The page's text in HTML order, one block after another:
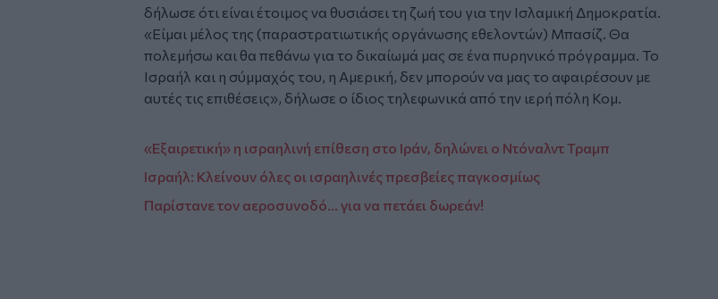
δήλωσε ότι είναι έτοιμος να θυσιάσει τη ζωή του για την Ισλαμική Δημοκρατία.
«Είμαι μέλος της (παραστρατιωτικής οργάνωσης εθελοντών) Μπασίζ. Θα
πολεμήσω και θα πεθάνω για το δικαίωμά μας σε ένα πυρηνικό πρόγραμμα. Το
Ισραήλ και η σύμμαχός του, η Αμερική, δεν μπορούν να μας το αφαιρέσουν με
αυτές τις επιθέσεις», δήλωσε ο ίδιος τηλεφωνικά από την ιερή πόλη Κομ.
«Εξαιρετική» η ισραηλινή επίθεση στο Ιράν, δηλώνει ο Ντόναλντ Τραμπ
Ισραήλ: Κλείνουν όλες οι ισραηλινές πρεσβείες παγκοσμίως
Παρίστανε τον αεροσυνοδό... για να πετάει δωρεάν!